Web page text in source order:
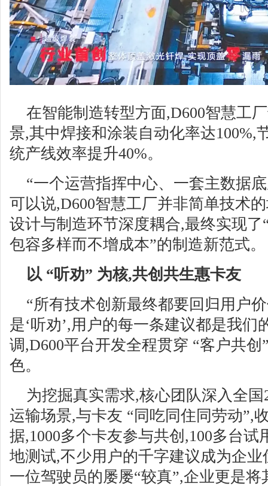
在智能制造转型方面,D600智慧工
景,其中焊接和涂装自动化率达100%,
统产线效率提升40%。
“一个运营指挥中心、一套主数据
可以说,D600智慧工厂并非简单技术
设计与制造环节深度耦合,最终实现
包容多样而不增成本”的制造新范式。
以 “听劝” 为核,共创共生惠卡友
“所有技术创新最终都要回归用户
是‘听劝’,用户的每一条建议都是我们
调,D600平台开发全程贯穿 “客户共
色。
为挖掘真实需求,核心团队深入全
运输场景,与卡友 “同吃同住同劳动”,
据,1000多个卡友参与共创,100多台试
地测试,不少用户的千字建议成为企
一位驾驶员的屡屡“较真”,企业更是将